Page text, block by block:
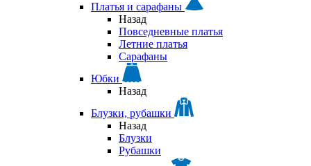
Платья и сарафаны
Назад
Повседневные платья
Летние платья
Сарафаны
Юбки
Назад
Блузки, рубашки
Назад
Блузки
Рубашки